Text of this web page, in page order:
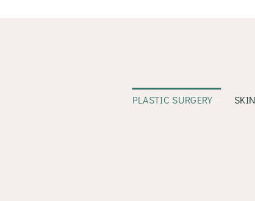
PLASTIC SURGERY